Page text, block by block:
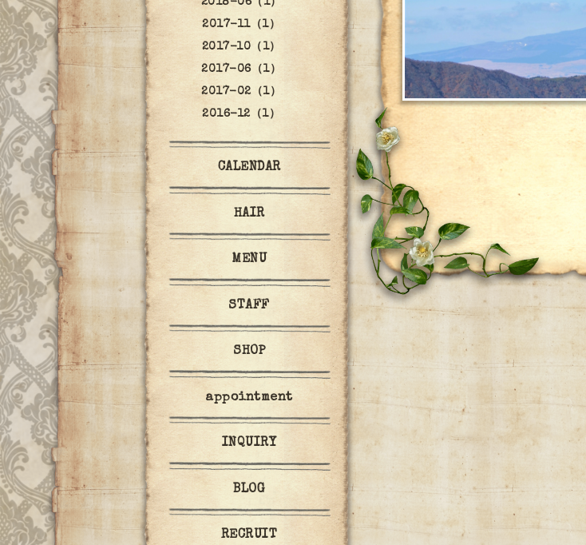
2017-11（1）
2017-10（1）
2017-06（1）
2017-02（1）
2016-12（1）
CALENDAR
HAIR
MENU
STAFF
SHOP
appointment
INQUIRY
BLOG
RECRUIT